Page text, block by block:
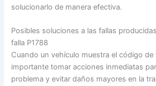
solucionarlo de manera efectiva.
Posibles soluciones a las fallas
falla P1788
Cuando un vehículo muestra el código de
importante tomar acciones inmediatas
problema y evitar daños mayores en la